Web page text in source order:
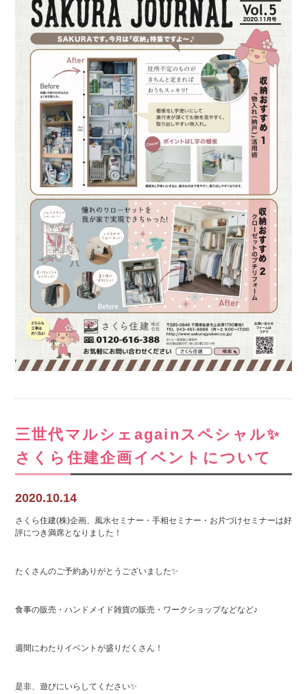
三世代マルシェagainスペシャル✨
さくら住建企画イベントについて
2020.10.14
さくら住建(株)企画、風水セミナー・手相セミナー・お片づけセミナーは好
評につき満席となりました！
たくさんのご予約ありがとうございました✨
食事の販売・ハンドメイド雑貨の販売・ワークショップなどなど♪
週間にわたりイベントが盛りだくさん！
是非、遊びにいらしてください✨